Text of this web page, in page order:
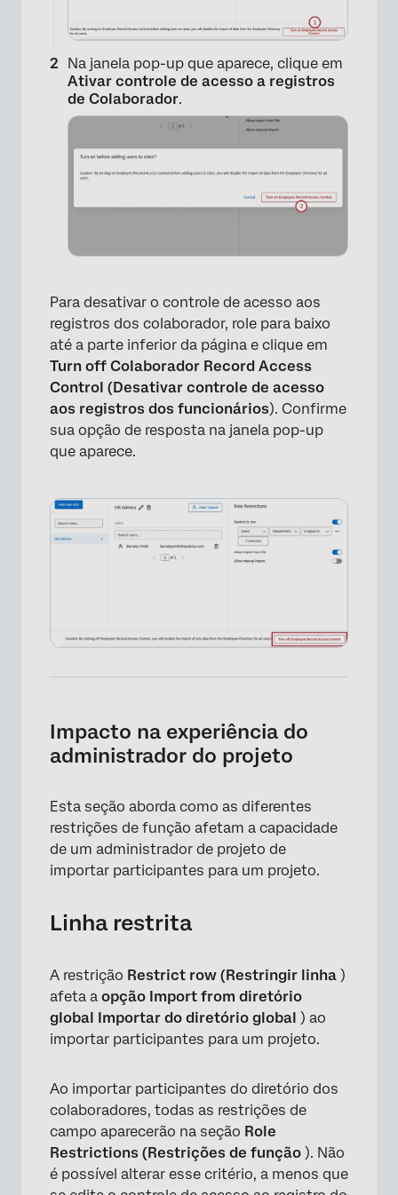
×
Na janela pop-up que aparece, clique em
Ativar controle de acesso a registros
de Colaborador.
Para desativar o controle de acesso aos
registros dos colaborador, role para baixo
até a parte inferior da página e clique em
Turn off Colaborador Record Access
Control (Desativar controle de acesso
aos registros dos funcionários). Confirme
sua opção de resposta na janela pop-up
que aparece.
Impacto na experiência do
administrador do projeto
Esta seção aborda como as diferentes
restrições de função afetam a capacidade
de um administrador de projeto de
importar participantes para um projeto.
Linha restrita
A restrição Restrict row (Restringir linha )
afeta a opção Import from diretório
global Importar do diretório global ) ao
importar participantes para um projeto.
Ao importar participantes do diretório dos
colaboradores, todas as restrições de
campo aparecerão na seção Role
Restrictions (Restrições de função ). Não
é possível alterar esse critério, a menos que